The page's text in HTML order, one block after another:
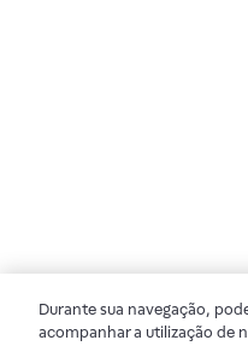
Durante sua navegação,
acompanhar a utilização de